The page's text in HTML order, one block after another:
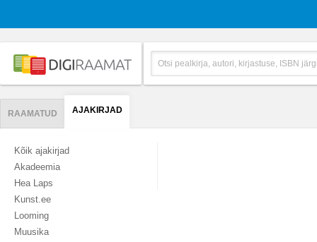
RAAMATUD AJAKIRJAD
Kõik ajakirjad
Akadeemia
Hea Laps
Kunst.ee
Looming
Muusika